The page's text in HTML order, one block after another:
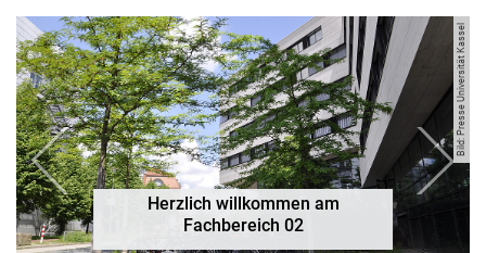
Bild: Presse Universität Kassel
Herzlich willkommen am
Fachbereich 02
zurück weiter